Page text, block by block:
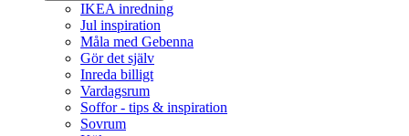
IKEA inredning
Jul inspiration
Måla med Gebenna
Gör det själv
Inreda billigt
Vardagsrum
Soffor - tips & inspiration
Sovrum